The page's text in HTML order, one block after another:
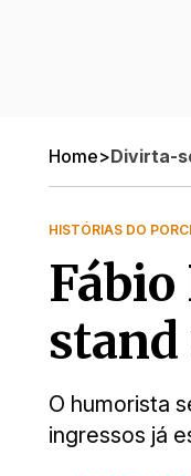
Home>Divirta-
HISTÓRIAS DO
stand
O humorista
ingressos já